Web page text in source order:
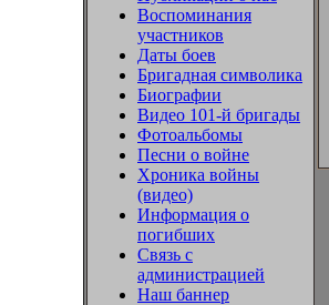
Воспоминания
участников
Даты боев
Бригадная символика
Биографии
Видео 101-й бригады
Фотоальбомы
Песни о войне
Хроника войны
(видео)
Информация о
погибших
Связь с
администрацией
Наш баннер